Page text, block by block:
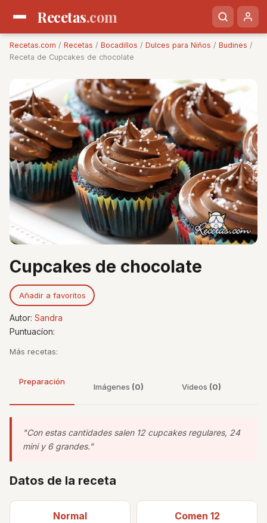
Recetas.com
Recetas.com / Recetas / Bocadillos / Dulces para Niños / Budines /
Receta de Cupcakes de chocolate
Cupcakes de chocolate
Añadir a favoritos
Autor: Sandra
Puntuacíon:
Más recetas:
Preparación
Imágenes (0) Videos (0)
"Con estas cantidades salen 12 cupcakes regulares, 24
mini y 6 grandes."
Datos de la receta
Normal Comen 12